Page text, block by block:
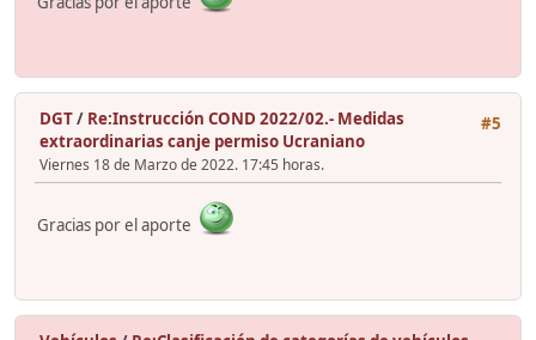
#5
DGT/ Re:Instrucción COND 2022/02.- Medidas
extraordinarias canje permiso Ucraniano
Viernes 18 de Marzo de 2022. 17:45 horas.
Gracias por el aporte